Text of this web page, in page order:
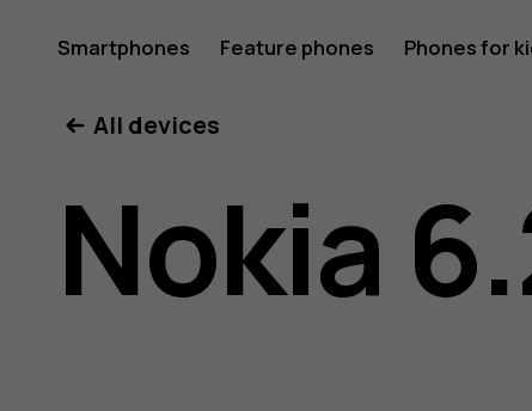
Nokia
6.2
user
Smartphones Feature phones Phones for
All devices
Nokia